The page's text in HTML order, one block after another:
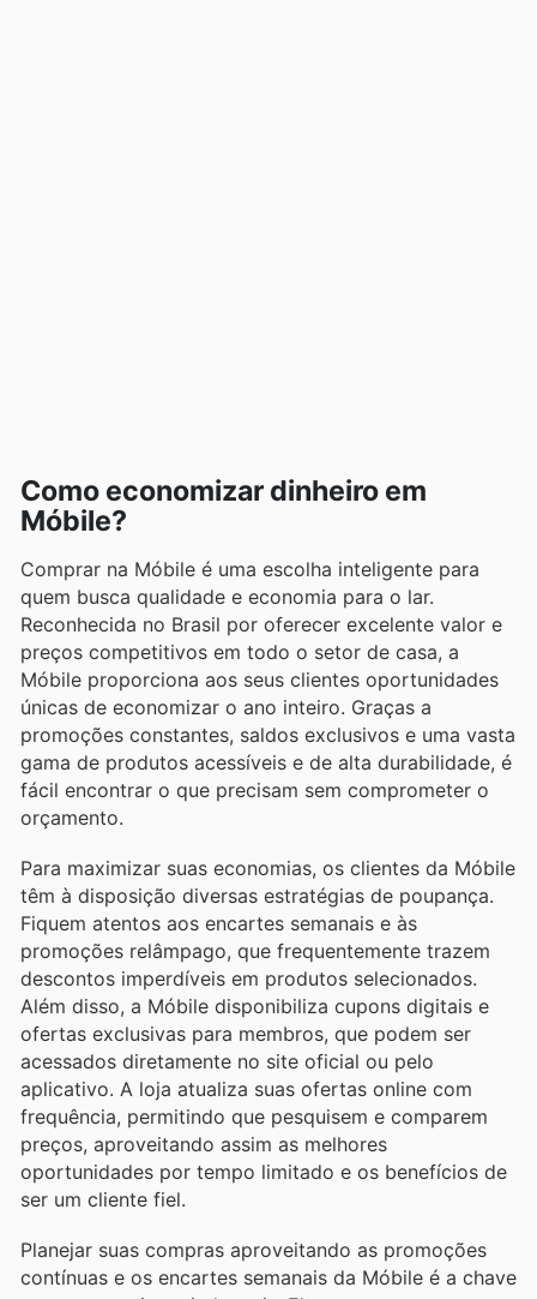
Como economizar dinheiro em
Móbile?
Comprar na Móbile é uma escolha inteligente para
quem busca qualidade e economia para o lar.
Reconhecida no Brasil por oferecer excelente valor e
preços competitivos em todo o setor de casa, a
Móbile proporciona aos seus clientes oportunidades
únicas de economizar o ano inteiro. Graças a
promoções constantes, saldos exclusivos e uma vasta
gama de produtos acessíveis e de alta durabilidade, é
fácil encontrar o que precisam sem comprometer o
orçamento.
Para maximizar suas economias, os clientes da Móbile
têm à disposição diversas estratégias de poupança.
Fiquem atentos aos encartes semanais e às
promoções relâmpago, que frequentemente trazem
descontos imperdíveis em produtos selecionados.
Além disso, a Móbile disponibiliza cupons digitais e
ofertas exclusivas para membros, que podem ser
acessados diretamente no site oficial ou pelo
aplicativo. A loja atualiza suas ofertas online com
frequência, permitindo que pesquisem e comparem
preços, aproveitando assim as melhores
oportunidades por tempo limitado e os benefícios de
ser um cliente fiel.
Planejar suas compras aproveitando as promoções
contínuas e os encartes semanais da Móbile é a chave